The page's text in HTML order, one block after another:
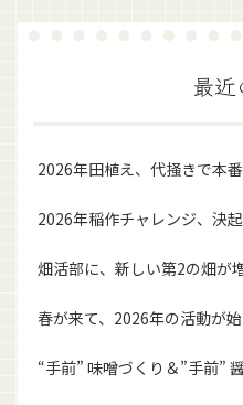
最
2026年田植え、代掻きで本番
2026年稲作チャレンジ、決
畑活部に、新しい第2の畑が
春が来て、2026年の活動が始
“手前” 味噌づくり＆”手前”